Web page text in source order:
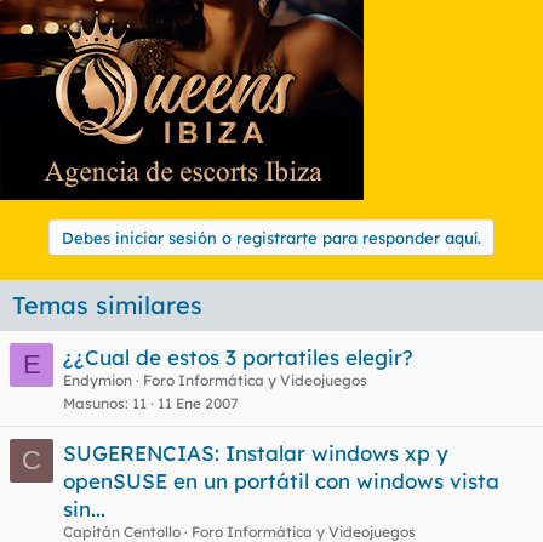
Debes iniciar sesión o registrarte para responder aquí.
Temas similares
E
¿¿Cual de estos 3 portatiles elegir?
Endymion
Foro Informática y Videojuegos
Masunos 11 11 Ene 2007
C
SUGERENCIAS: Instalar windows xp y
openSUSE en un portátil con windows vista
sin...
Capitán Centollo
Foro Informática y Videojuegos